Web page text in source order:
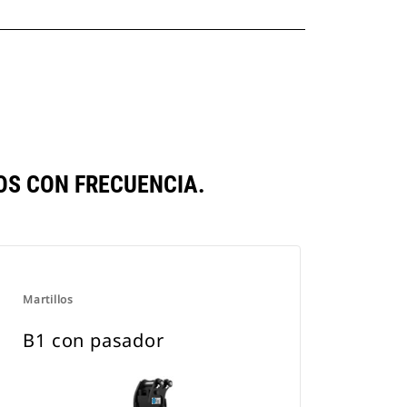
CON FRECUENCIA.
Martillos
B1 con pasador